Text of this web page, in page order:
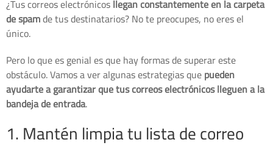
¿Tus correos electrónicosllegan constantemente en la carpeta
de spamde tus destinatarios? No te preocupes, no eres el
único.
Pero lo que es genial es que hay formas de superar este
obstáculo. Vamos a ver algunas estrategias quepueden
ayudarte a garantizar que tus correos electrónicos lleguen a la
bandeja de entrada.
1. Mantén limpia tu lista de correo